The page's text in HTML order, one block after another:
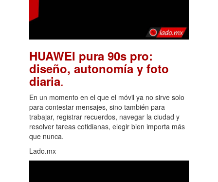
HUAWEI pura 90s pro:
diseño, autonomía y foto
diaria.
En un momento en el que el móvil ya no sirve solo
para contestar mensajes, sino también para
trabajar, registrar recuerdos, navegar la ciudad y
resolver tareas cotidianas, elegir bien importa más
que nunca.
Lado.mx